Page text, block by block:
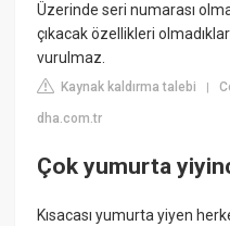
Üzerinde seri numarası
çıkacak özellikleri
vurulmaz.
Kaynak kaldırma talebi |
dha.com.tr
Çok yumurta
Kısacası yumurta yiyen